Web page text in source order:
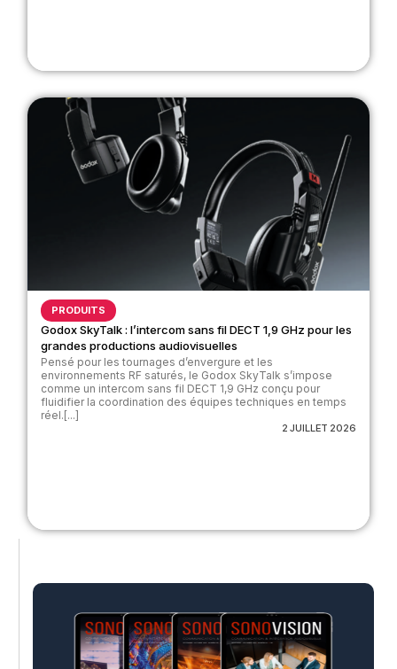
PRODUITS
Godox SkyTalk : l’intercom sans fil DECT 1,9 GHz pour les
grandes productions audiovisuelles
Pensé pour les tournages d’envergure et les
environnements RF saturés, le Godox SkyTalk s’impose
comme un intercom sans fil DECT 1,9 GHz conçu pour
fluidifier la coordination des équipes techniques en temps
réel.[...]
2 JUILLET 2026